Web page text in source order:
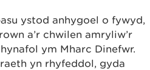
ystod anhygoel o fywyd,
a’r chwilen amryliw’r
ym Mharc Dinefwr.
yn rhyfeddol, gyda